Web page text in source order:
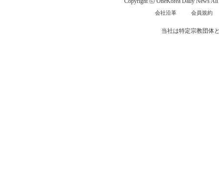
会社沿革 会員規約
当社は特定宗教団体